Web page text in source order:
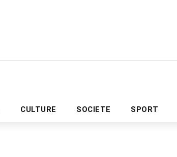
CULTURE SOCIETE SPORTPUBLICITÉ